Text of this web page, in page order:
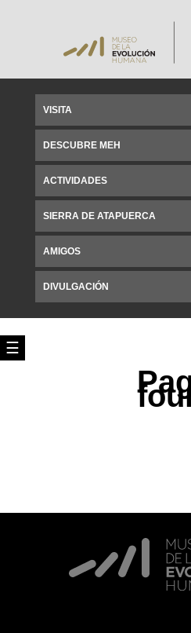
☰
VISITA
DESCUBRE MEH
ACTIVIDADES
SIERRA DE ATAPUERCA
AMIGOS
DIVULGACIÓN